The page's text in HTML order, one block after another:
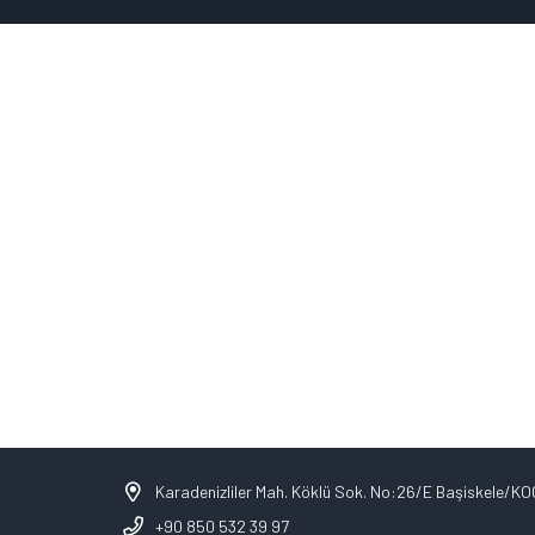
Karadenizliler Mah. Köklü Sok. No:26/E Başiskele/
+90 850 532 39 97